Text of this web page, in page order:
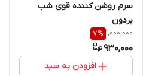
سرم روشن کننده قوی شب
بردون
1,000,000
7%
930,000
افزودن به سبد